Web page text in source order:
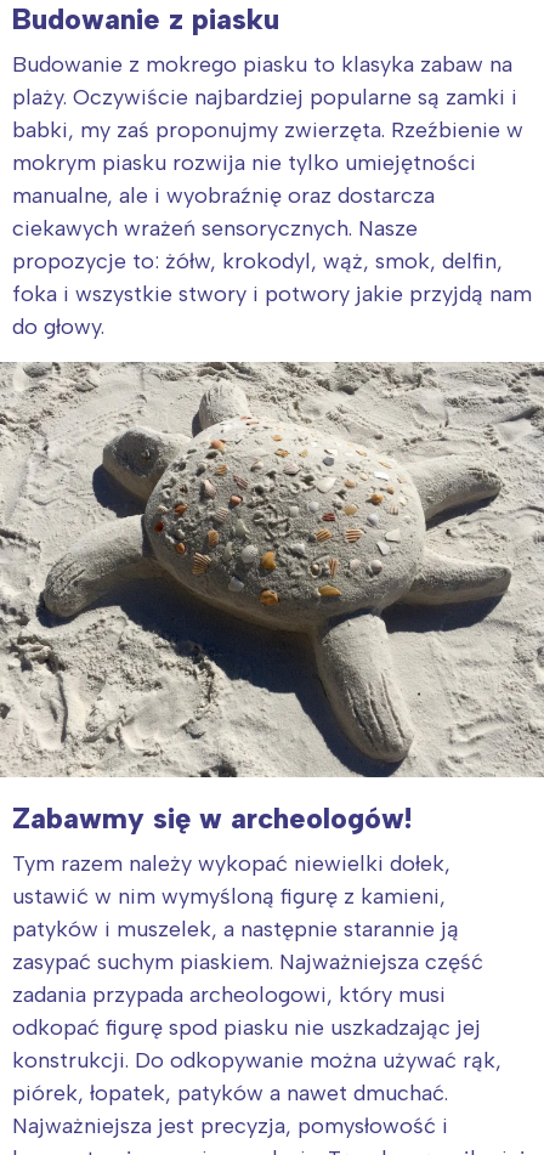
Budowanie z piasku
Budowanie z mokrego piasku to klasyka zabaw na
plaży. Oczywiście najbardziej popularne są zamki i
babki, my zaś proponujmy zwierzęta. Rzeźbienie w
mokrym piasku rozwija nie tylko umiejętności
manualne, ale i wyobraźnię oraz dostarcza
ciekawych wrażeń sensorycznych. Nasze
propozycje to: żółw, krokodyl, wąż, smok, delfin,
foka i wszystkie stwory i potwory jakie przyjdą nam
do głowy.
Zabawmy się w archeologów!
Tym razem należy wykopać niewielki dołek,
ustawić w nim wymyśloną figurę z kamieni,
patyków i muszelek, a następnie starannie ją
zasypać suchym piaskiem. Najważniejsza część
zadania przypada archeologowi, który musi
odkopać figurę spod piasku nie uszkadzając jej
konstrukcji. Do odkopywanie można używać rąk,
piórek, łopatek, patyków a nawet dmuchać.
Najważniejsza jest precyzja, pomysłowość i